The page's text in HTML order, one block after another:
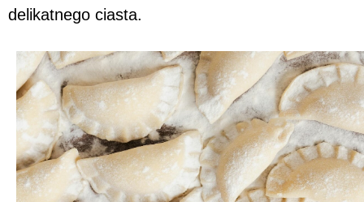
delikatnego ciasta.